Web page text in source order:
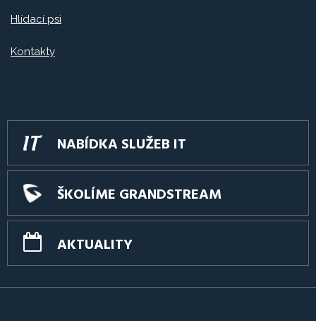
Hlídací psi
Kontakty
NABÍDKA SLUŽEB IT
ŠKOLÍME GRANDSTREAM
AKTUALITY